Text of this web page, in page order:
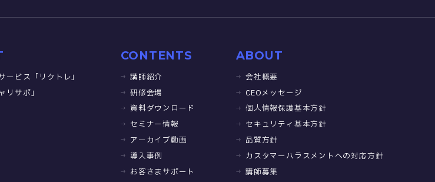
ービス「リクトレ」
リサポ」
CONTENTS
講師紹介
研修会場
資料ダウンロード
セミナー情報
アーカイブ動画
導入事例
お客さまサポート
ABOUT
会社概要
CEOメッセージ
個人情報保護基本方針
セキュリティ基本方針
品質方針
カスタマーハラスメントへの対応方針
講師募集